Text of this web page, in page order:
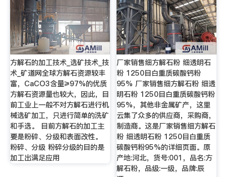
方解石的加工技术_选矿技术_技
术_矿道网全球方解石资源较丰
富，CaCO3含量≥97%的优质
方解石资源量也较大，因此，目
前工业上一般不对方解石进行机
械选矿加工，只进行简单的洗矿
和手选。 目前方解石的加工主
要是粉碎、分级和表面改性。
粉碎、分级 粉碎分级的目的是
加工出满足应用
厂家销售细方解石粉 细透明石
粉 1250目白重质碳酸钙粉
95% 厂家销售细方解石粉 细透
明石粉 1250目白重质碳酸钙粉
95%，其他非金属矿产，这里
云集了众多的供应商，采购商，
制造商。这是厂家销售细方解石
粉 细透明石粉 1250目白重质
碳酸钙粉95%的详细页面。原
产地:河北，货号:001，品名:方
解石粉，品级:一级，品牌:辰